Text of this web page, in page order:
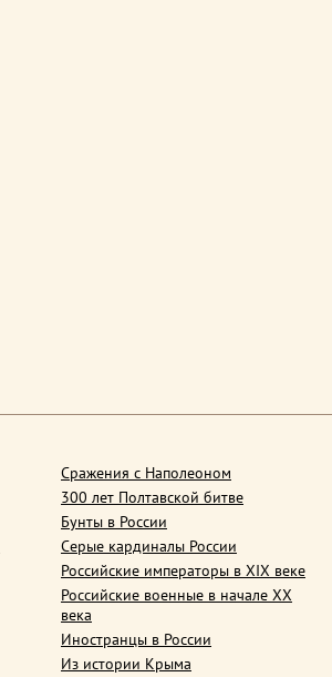
Сражения с Наполеоном
300 лет Полтавской битве
Бунты в России
Серые кардиналы России
Российские императоры в XIX веке
Российские военные в начале ХХ
века
Иностранцы в России
Из истории Крыма